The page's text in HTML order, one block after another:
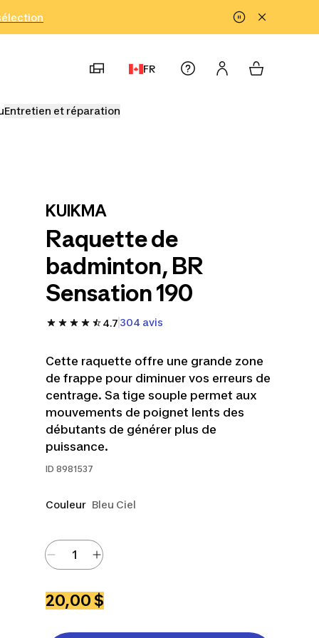
FR
Entretien et réparation
KUIKMA
Raquette de
badminton, BR
Sensation 190
4.7 304 avis
Cette raquette offre une grande zone
de frappe pour diminuer vos erreurs de
centrage. Sa tige souple permet aux
mouvements de poignet lents des
débutants de générer plus de
puissance.
ID 8981537
Couleur Bleu Ciel
20,00 $